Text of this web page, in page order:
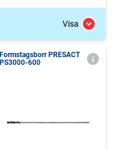
Visa
Formstagsborr PRESACT
PS3000-600